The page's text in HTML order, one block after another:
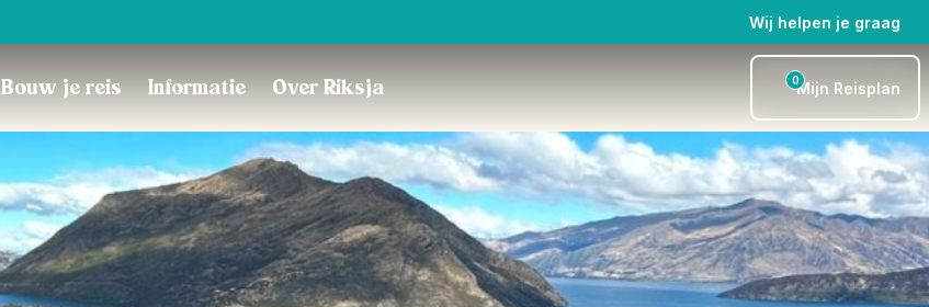
Wij helpen je graag
Bouw je reis Informatie Over Riksja 0Mijn Reisplan